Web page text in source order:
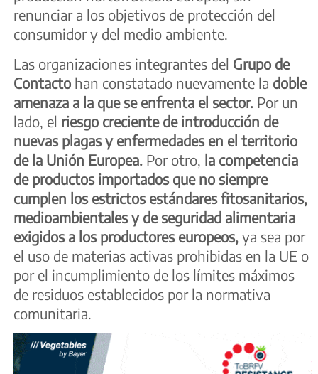
renunciar a los objetivos de protección del
consumidor y del medio ambiente.
Las organizaciones integrantes del Grupo de
Contacto han constatado nuevamente la doble
amenaza a la que se enfrenta el sector. Por un
lado, el riesgo creciente de introducción de
nuevas plagas y enfermedades en el territorio
de la Unión Europea. Por otro, la competencia
de productos importados que no siempre
cumplen los estrictos estándares fitosanitarios,
medioambientales y de seguridad alimentaria
exigidos a los productores europeos, ya sea por
el uso de materias activas prohibidas en la UE o
por el incumplimiento de los límites máximos
de residuos establecidos por la normativa
comunitaria.